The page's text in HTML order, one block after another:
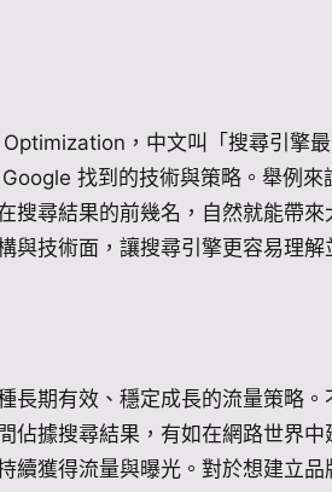
，中文叫「搜尋引擎
找到的技術與策略。舉例來
搜尋結果的前幾名，自然就能帶
與技術面，讓搜尋引擎更容易理
長期有效、穩定成長的流量策略
佔據搜尋結果，有如在網路世界
續獲得流量與曝光。對於想建立